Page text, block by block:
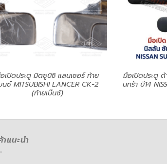
เปิดประตู มิตซูบิชิ แลนเซอร์ ท้าย
นซ์ MITSUBISHI LANCER CK-2
(ท้ายเบ๊นซ์)
มือเปิดประตู
นทร้า บี14
แนะนำ